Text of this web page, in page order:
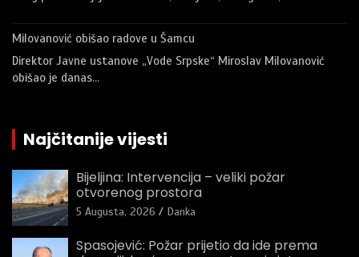
Milovanović obišao radove u Šamcu
Direktor Javne ustanove „Vode Srpske“ Miroslav Milovanović
obišao je danas…
Najčitanije vijesti
Bijeljina: Intervencija – veliki požar
otvorenog prostora
5 Augusta, 2026 Danka
Spasojević: Požar prijetio da ide prema